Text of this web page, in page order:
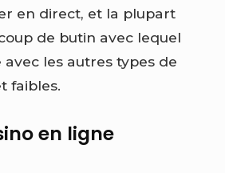
en direct, et la plupart
de butin avec lequel
les autres types de
faibles.
en ligne